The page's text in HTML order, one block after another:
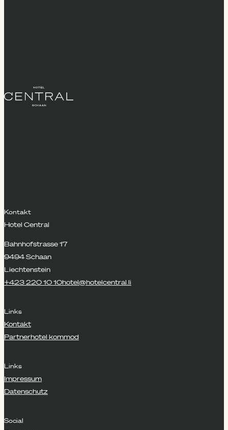
Kontakt
Hotel Central
Bahnhofstrasse 17
9494 Schaan
Liechtenstein
+423 220 10 10hotel@hotelcentral.li
Links
Kontakt
Partnerhotel kommod
Links
Impressum
Datenschutz
Social